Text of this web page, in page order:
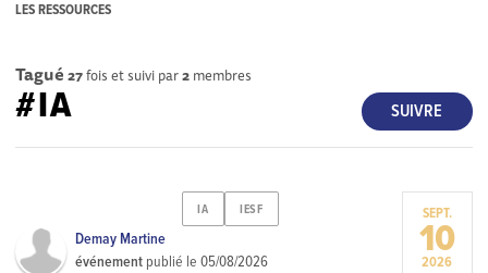
LES RESSOURCES
Tagué 27fois et suivi par2 membres
SUIVRE
#IA
IA IESF
Demay Martine
événement publié le05/08/2026
SEPT.
10
2026